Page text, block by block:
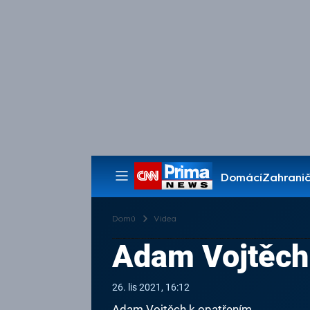
Domácí
Pořady
Domů Videa
Adam
26. lis 2021, 16:12